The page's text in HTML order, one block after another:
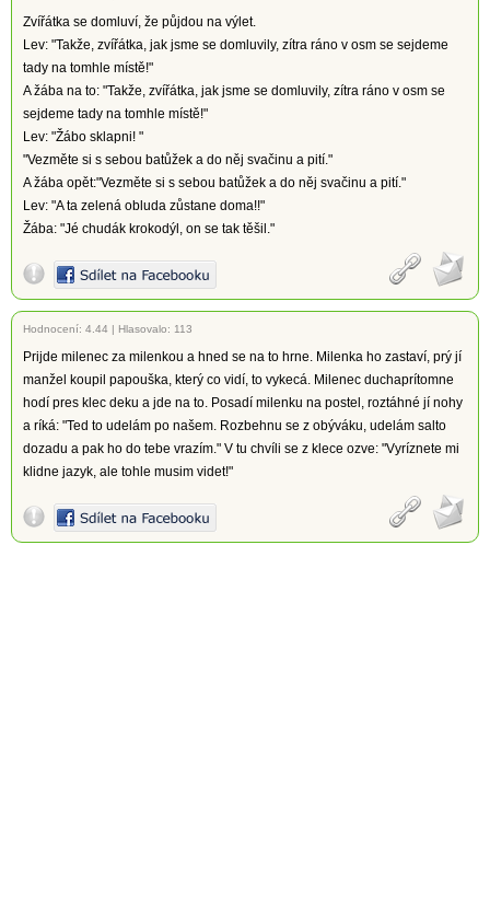
Zvířátka se domluví, že půjdou na výlet.
Lev: "Takže, zvířátka, jak jsme se domluvily, zítra ráno v osm se sejdeme
tady na tomhle místě!"
A žába na to: "Takže, zvířátka, jak jsme se domluvily, zítra ráno v osm se
sejdeme tady na tomhle místě!"
Lev: "Žábo sklapni! "
"Vezměte si s sebou batůžek a do něj svačinu a pití."
A žába opět:"Vezměte si s sebou batůžek a do něj svačinu a pití."
Lev: "A ta zelená obluda zůstane doma!!"
Žába: "Jé chudák krokodýl, on se tak těšil."
Hodnocení: 4.44 | Hlasovalo: 113
Prijde milenec za milenkou a hned se na to hrne. Milenka ho zastaví, prý jí
manžel koupil papouška, který co vidí, to vykecá. Milenec duchaprítomne
hodí pres klec deku a jde na to. Posadí milenku na postel, roztáhné jí nohy
a ríká: "Ted to udelám po našem. Rozbehnu se z obýváku, udelám salto
dozadu a pak ho do tebe vrazím." V tu chvíli se z klece ozve: "Vyríznete mi
klidne jazyk, ale tohle musim videt!"